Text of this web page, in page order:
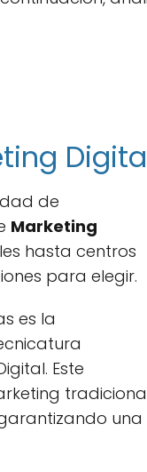
de
Marketing
hasta centros
para elegir.
es la
Este
una